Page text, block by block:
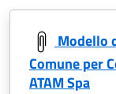
Modello
Comune per
ATAM Spa